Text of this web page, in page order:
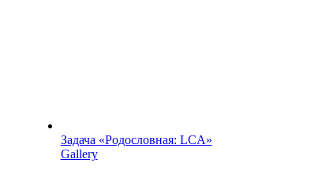
Задача «Родословная: LCA»
Gallery